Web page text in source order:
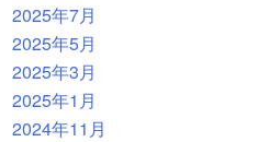
2025年7月
2025年5月
2025年3月
2025年1月
2024年11月